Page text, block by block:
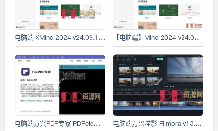
电脑端 XMind 2024 v24.09.13001 中文破解绿色版 思维导图制作软件 【电脑端】Mind 2024 v24.09.13001 中文破解绿色版 思维导图软件
电脑端万兴PDF专家 PDFelement v11.1.1.3173 中文永久激活专业版 电脑端万兴喵影 Filmora v13.6.13.9072 中文绿色特别版 Wondershare Filmora 原